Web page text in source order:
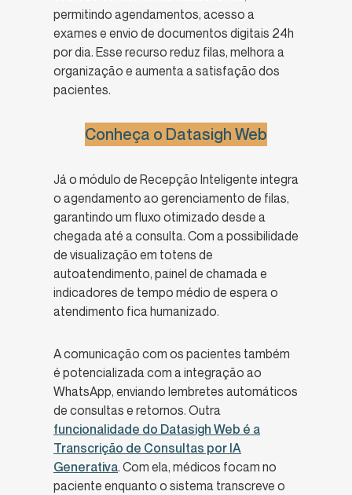
permitindo agendamentos, acesso a
exames e envio de documentos digitais 24h
por dia. Esse recurso reduz filas, melhora a
organização e aumenta a satisfação dos
pacientes.
Conheça o Datasigh Web
Já o módulo de Recepção Inteligente integra
o agendamento ao gerenciamento de filas,
garantindo um fluxo otimizado desde a
chegada até a consulta. Com a possibilidade
de visualização em totens de
autoatendimento, painel de chamada e
indicadores de tempo médio de espera o
atendimento fica humanizado.
A comunicação com os pacientes também
é potencializada com a integração ao
WhatsApp, enviando lembretes automáticos
de consultas e retornos. Outra
funcionalidade do Datasigh Web é a
Transcrição de Consultas por IA
Generativa. Com ela, médicos focam no
paciente enquanto o sistema transcreve o